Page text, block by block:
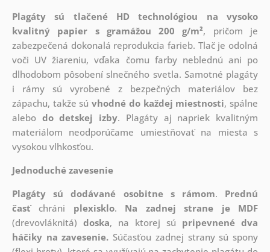
Plagáty sú tlačené HD technológiou na vysoko
kvalitný papier s gramážou 200 g/m², pričom je
zabezpečená dokonalá reprodukcia farieb. Tlač je odolná
voči UV žiareniu, vďaka čomu farby neblednú ani po
dlhodobom pôsobení slnečného svetla. Samotné plagáty
i rámy sú vyrobené z bezpečných materiálov bez
zápachu, takže súvhodné do každej miestnosti, spálne
alebo do detskej izby. Plagáty aj napriek kvalitným
materiálom neodporúčame umiestňovať na miesta s
vysokou vlhkosťou.
Jednoduché zavesenie
Plagáty sú dodávané osobitne s rámom. Prednú
časťchráni plexisklo. Na zadnej strane je
MDF
(drevovláknitá) doska, na ktorej sú pripevnené dva
háčiky na zavesenie.Súčasťou zadnej strany sú spony